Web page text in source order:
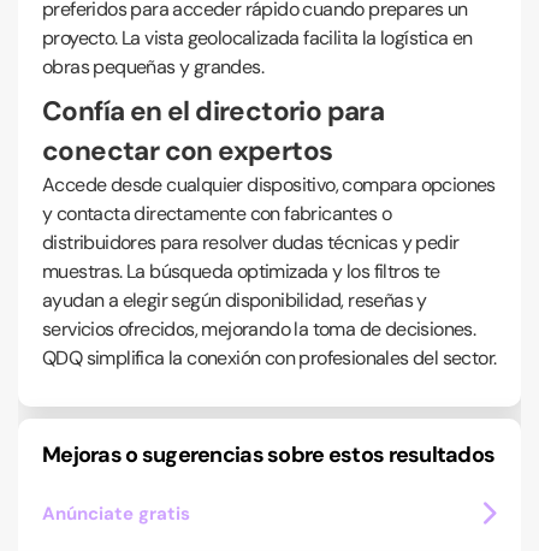
preferidos para acceder rápido cuando prepares un
proyecto. La vista geolocalizada facilita la logística en
obras pequeñas y grandes.
Confía en el directorio para
conectar con expertos
Accede desde cualquier dispositivo, compara opciones
y contacta directamente con fabricantes o
distribuidores para resolver dudas técnicas y pedir
muestras. La búsqueda optimizada y los filtros te
ayudan a elegir según disponibilidad, reseñas y
servicios ofrecidos, mejorando la toma de decisiones.
QDQ simplifica la conexión con profesionales del sector.
Mejoras o sugerencias sobre estos resultados
Anúnciate gratis